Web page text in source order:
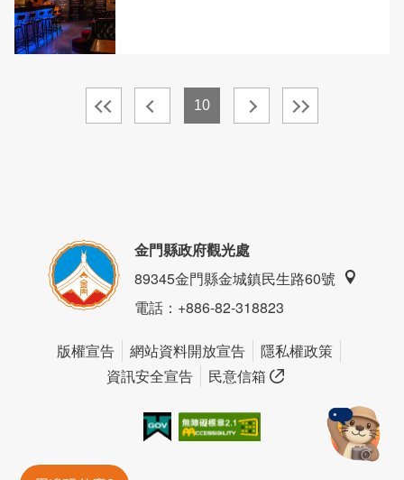
10
金門縣政府觀光處
89345金門縣金城鎮民生路60號
電話：+886-82-318823
版權宣告 網站資料開放宣告
隱私權政策
資訊安全宣告
民意信箱